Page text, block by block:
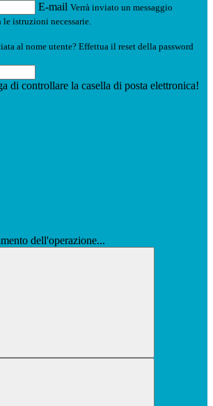
E-mail Verrà inviato un messaggio
istruzioni necessarie.
al nome utente? Effettua il reset della password
di controllare la casella di posta elettronica!
dell'operazione...